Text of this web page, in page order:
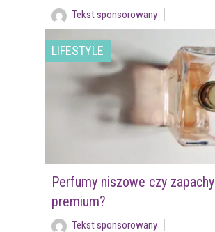
Tekst sponsorowany
LIFESTYLE
Perfumy niszowe czy zapachy
premium?
Tekst sponsorowany